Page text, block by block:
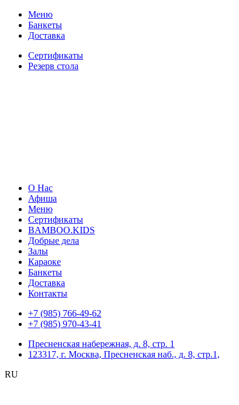
Меню
Банкеты
Доставка
Сертификаты
Резерв стола
О Нас
Афиша
Меню
Сертификаты
BAMBOO.KIDS
Добрые дела
Залы
Караоке
Банкеты
Доставка
Контакты
+7 (985) 766-49-62
+7 (985) 970-43-41
Пресненская набережная, д. 8, стр. 1
123317, г. Москва, Пресненская наб., д. 8, стр.1,
RU